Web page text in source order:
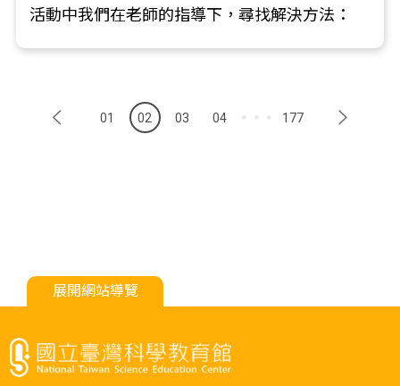
活動中我們在老師的指導下，尋找解決方法：
01 02 03 04 177
展開網站導覽